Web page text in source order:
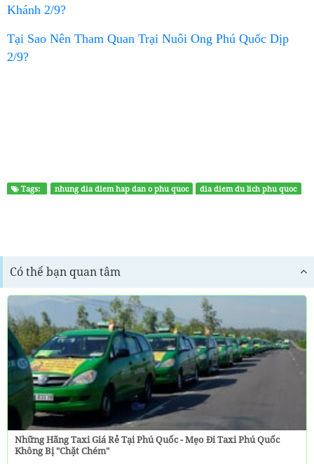
Khánh 2/9?
Tại Sao Nên Tham Quan Trại Nuôi Ong Phú Quốc Dịp
2/9?
Tags: nhung dia diem hap dan o phu quoc dia diem du lich phu quoc
Có thể bạn quan tâm
Những Hãng Taxi Giá Rẻ Tại Phú Quốc - Mẹo Đi Taxi Phú Quốc
Không Bị "chặt Chém"